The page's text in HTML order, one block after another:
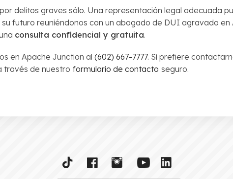
delitos graves sólo. Una representación legal adecuada
futuro reuniéndonos con un abogado de DUI agravado
consulta confidencial y gratuita.
en Apache Junction al (602) 667-7777. Si prefiere
través de nuestro formulario de contacto seguro.